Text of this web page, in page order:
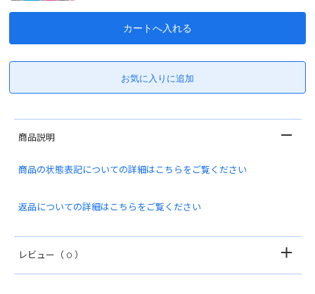
商品説明
商品の状態表記についての詳細はこちらをご覧ください
返品についての詳細はこちらをご覧ください
レビュー （ 0 ）